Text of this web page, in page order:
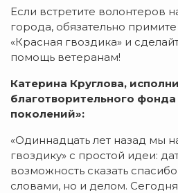
Если встретите волонтеров
города, обязательно
«Красная гвоздика» и
помощь ветеранам!
Катерина Круглова,
благотворительного
поколений»:
«Одиннадцать лет назад мы
гвоздику» с простой идеи:
возможность сказать
словами, но и делом.